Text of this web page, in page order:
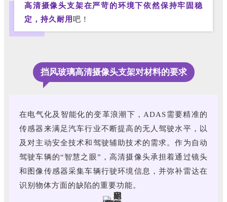
高清摄像头支架在严苛的环境下依然保持牢固稳
定，持久耐用 吧！
挡风玻璃高清摄像头支架对材料的要求
在电气化及智能化的变革浪潮下，ADAS需要精准的
传感器来满足汽车行业不断提高的无人驾驶水平，以
及对主动安全技术和驾驶辅助技术的需求。作为自动
驾驶车辆的“智慧之眼”，高清摄像头承担着通过镜头
和图像传感器采集车辆行驶环境信息，并弥补雷达在
识别物体方面的缺陷的重要功能。